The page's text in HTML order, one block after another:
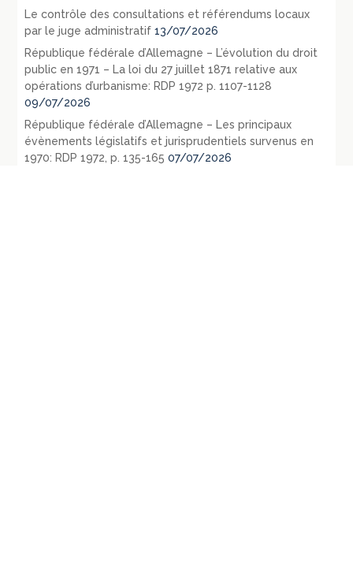
Le contrôle des consultations et référendums locaux
par le juge administratif 13/07/2026
République fédérale d’Allemagne – L’évolution du droit
public en 1971 – La loi du 27 juillet 1871 relative aux
opérations d’urbanisme: RDP 1972 p. 1107-1128
09/07/2026
République fédérale d’Allemagne – Les principaux
évènements législatifs et jurisprudentiels survenus en
1970: RDP 1972, p. 135-165 07/07/2026